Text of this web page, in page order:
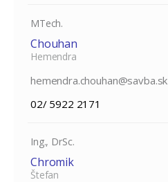
MTech.
Chouhan
Hemendra
hemendra.chouhan@savba.sk
02/ 5922 2171
Ing., DrSc.
Chromik
Štefan